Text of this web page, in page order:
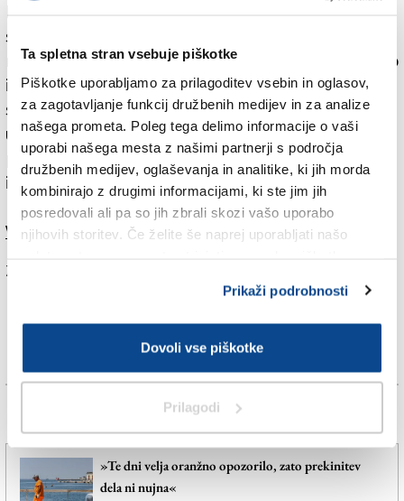
Ta spletna stran vsebuje piškotke
Piškotke uporabljamo za prilagoditev vsebin in oglasov,
za zagotavljanje funkcij družbenih medijev in za analize
našega prometa. Poleg tega delimo informacije o vaši
uporabi našega mesta z našimi partnerji s področja
družbenih medijev, oglaševanja in analitike, ki jih morda
kombinirajo z drugimi informacijami, ki ste jim jih
posredovali ali pa so jih zbrali skozi vašo uporabo
njihovih storitev. Če želite še naprej uporabljati našo
Prikaži podrobnosti
Dovoli vse piškotke
Prilagodi
bilo vredno spremeniti ali vsaj ustaviti. V Evropi ga
skrbi zaostrovanje nadzora na mejah in krepitev
nacionalizmov, pri čemer je izrecno omenil Madžarsko
in Hrvaško. Na Slovenskem pa obžaluje, da se
slovenskim politikom »gladko malo jebe za kulturo in
umetnost«. Za vulgaren izraz se je opravičil, pojasnil
pa je, da mu zaradi »banalne tragičnosti« njegove
izjave ni mogoče najti primernejšega.
Več v jutrišnjem (nedeljskem) Primorskem dnevniku.
Za branje in pisanje komentarjev
Več novic
»Te dni velja oranžno opozorilo, zato prekinitev
dela ni nujna«